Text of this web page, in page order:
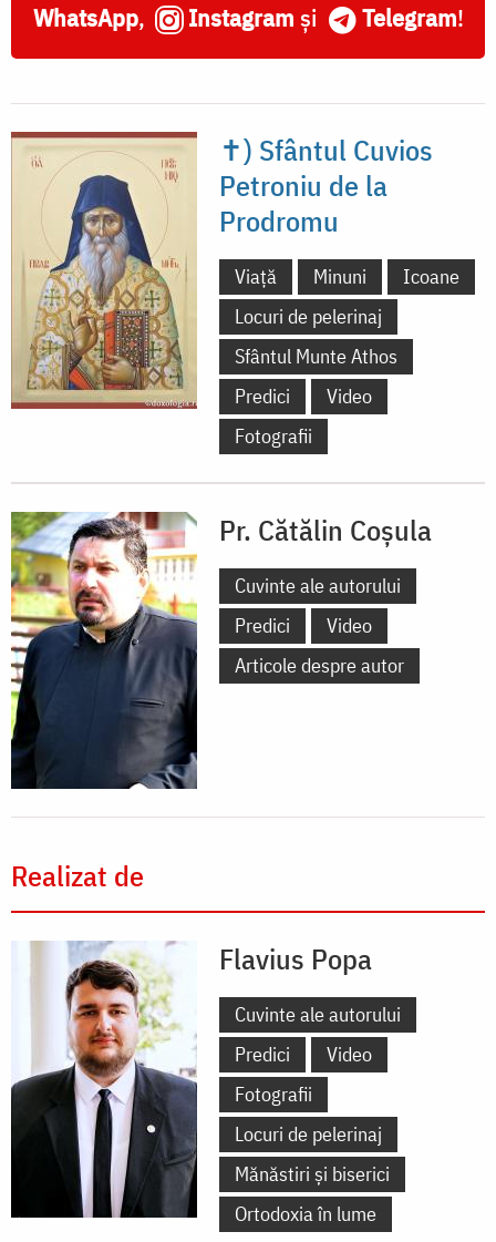
WhatsApp, Instagram și Telegram!
✝) Sfântul Cuvios
Petroniu de la
Prodromu
Viață Minuni
Icoane
Locuri de pelerinaj
Sfântul Munte Athos
Predici
Video
Fotografii
Pr. Cătălin Coșula
Cuvinte ale autorului
Predici
Video
Articole despre autor
Realizat de
Flavius Popa
Cuvinte ale autorului
Predici
Video
Fotografii
Locuri de pelerinaj
Mănăstiri și biserici
Ortodoxia în lume